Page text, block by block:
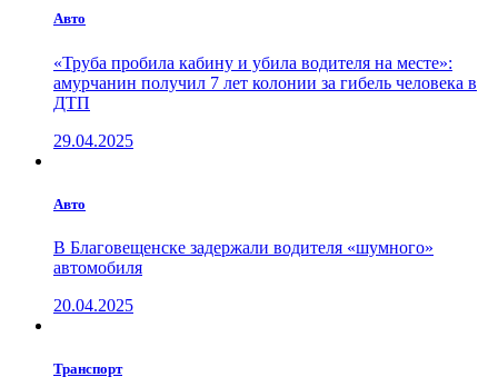
Авто
«Труба пробила кабину и убила водителя на месте»:
амурчанин получил 7 лет колонии за гибель человека в
ДТП
29.04.2025
Авто
В Благовещенске задержали водителя «шумного»
автомобиля
20.04.2025
Транспорт